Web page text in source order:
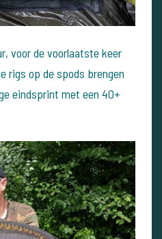
voor de voorlaatste keer
rigs op de spods brengen
eindsprint met een 40+